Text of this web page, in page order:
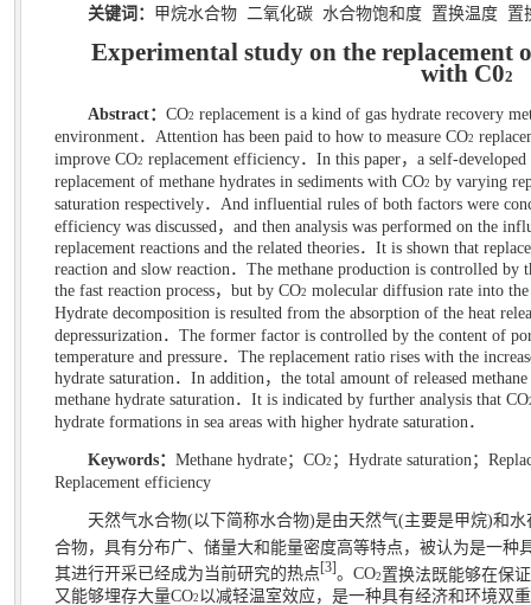
关键词： 甲烷水合物 二氧化碳 水合物饱和度 置换温度 置
Experimental study on the replacement
with C02
Abstract：CO2 replacement is a kind of gas hydrate recovery
environment． Attention has been paid to how to measure CO2
improve CO2 replacement efficiency． In this paper， a self-
replacement of methane hydrates in sediments with CO2 by varying
saturation respectively． And influential rules of both factors were
efficiency was discussed， and then analysis was performed on the
replacement reactions and the related theories． It is shown that
reaction and slow reaction． The methane production is controlled by
the fast reaction process， but by CO2 molecular diffusion rate into the
Hydrate decomposition is resulted from the absorption of the heat
depressurization． The former factor is controlled by the content of
temperature and pressure． The replacement ratio rises with the
hydrate saturation． In addition， the total amount of released
methane hydrate saturation． It is indicated by further analysis that CO
hydrate formations in sea areas with higher hydrate saturation．
Keywords：Methane hydrate；CO2 ；Hydrate saturation；
Replacement efficiency
天然气水合物(以下简称水合物)是由天然气(主要是甲烷)和水
合物，具有分布广、储量大和能量密度高等特点，被认为是一种
其进行开采已经成为当前研究的热点 [3] 。 CO2 置换法既能够在保
又能够埋存大量CO2 以减轻温室效应，是一种具有经济和环境双